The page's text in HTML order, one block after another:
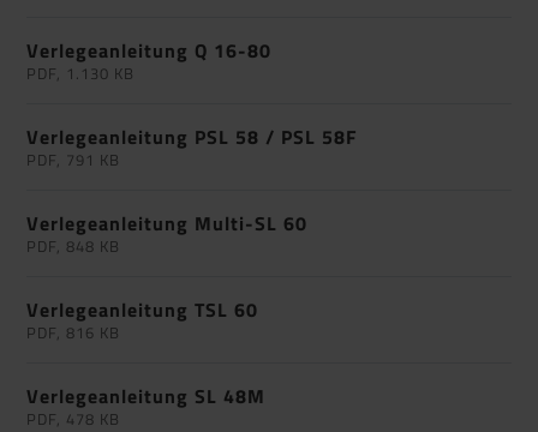
Verlegeanleitung Q 16-80
PDF, 1.130 KB
Verlegeanleitung PSL 58 / PSL 58F
PDF, 791 KB
Verlegeanleitung Multi-SL 60
PDF, 848 KB
Verlegeanleitung TSL 60
PDF, 816 KB
Verlegeanleitung SL 48M
PDF, 478 KB